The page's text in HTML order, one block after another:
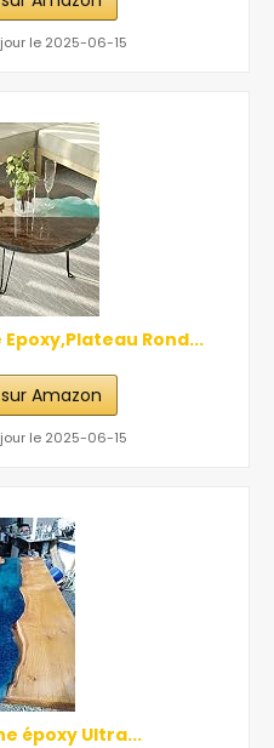
le 2025-06-15
Rond...
Amazon
le 2025-06-15
époxy Ultra...